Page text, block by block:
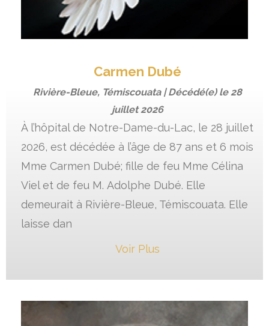
Carmen Dubé
Rivière-Bleue, Témiscouata | Décédé(e) le28
juillet 2026
À l’hôpital de Notre-Dame-du-Lac, le 28 juillet
2026, est décédée à l’âge de 87 ans et 6 mois
Mme Carmen Dubé; fille de feu Mme Célina
Viel et de feu M. Adolphe Dubé. Elle
demeurait à Rivière-Bleue, Témiscouata. Elle
laisse dan
Voir Plus